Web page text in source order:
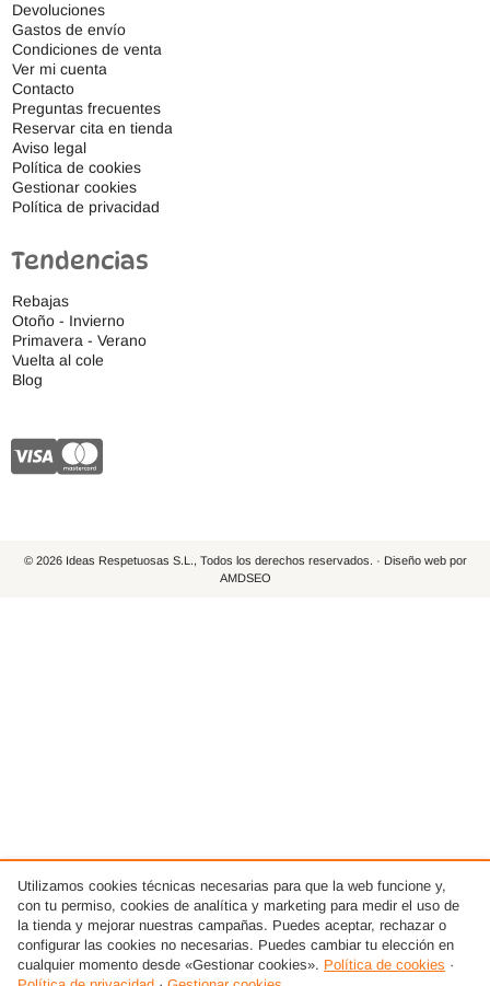
Devoluciones
Gastos de envío
Condiciones de venta
Ver mi cuenta
Contacto
Preguntas frecuentes
Reservar cita en tienda
Aviso legal
Política de cookies
Gestionar cookies
Política de privacidad
Tendencias
Rebajas
Otoño - Invierno
Primavera - Verano
Vuelta al cole
Blog
© 2026 Ideas Respetuosas S.L., Todos los derechos reservados. · Diseño web por
AMDSEO
Utilizamos cookies técnicas necesarias para que la web funcione y,
con tu permiso, cookies de analítica y marketing para medir el uso de
la tienda y mejorar nuestras campañas. Puedes aceptar, rechazar o
configurar las cookies no necesarias. Puedes cambiar tu elección en
cualquier momento desde «Gestionar cookies». Política de cookies ·